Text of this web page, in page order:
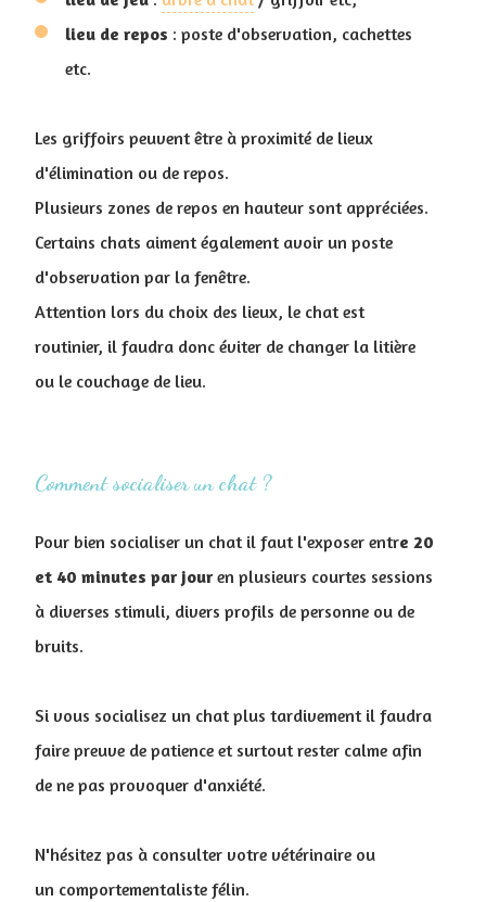
lieu de repos : poste d'observation, cachettes
etc.
Les griffoirs peuvent être à proximité de lieux
d'élimination ou de repos.
Plusieurs zones de repos en hauteur sont appréciées.
Certains chats aiment également avoir un poste
d'observation par la fenêtre.
Attention lors du choix des lieux, le chat est
routinier, il faudra donc éviter de changer la litière
ou le couchage de lieu.
Comment socialiser un chat ?
Pour bien socialiser un chat il faut l'exposer entre 20
et 40 minutes par jouren plusieurs courtes sessions
à diverses stimuli, divers profils de personne ou de
bruits.
Si vous socialisez un chat plus tardivement il faudra
faire preuve de patience et surtout rester calme afin
de ne pas provoquer d'anxiété.
N'hésitez pas à consulter votre vétérinaire ou
un comportementaliste félin.